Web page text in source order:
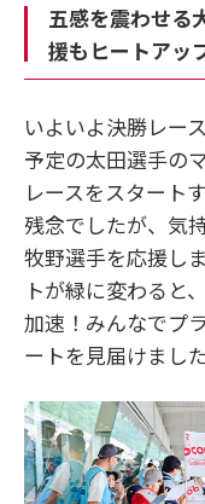
五感を震わせる
援もヒートアッ
いよいよ決勝レー
予定の太田選手の
レースをスタート
残念でしたが、気
牧野選手を応援し
トが緑に変わると
加速！みんなでプ
ートを見届けました